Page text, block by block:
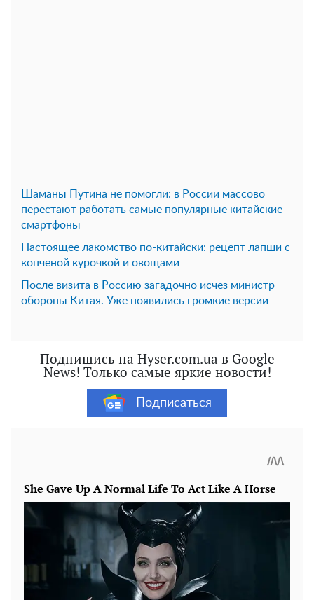
Шаманы Путина не помогли: в России массово
перестают работать самые популярные китайские
смартфоны
Настоящее лакомство по-китайски: рецепт лапши с
копченой курочкой и овощами
После визита в Россию загадочно исчез министр
обороны Китая. Уже появились громкие версии
Подпишись на Hyser.com.ua в Google
News! Только самые яркие новости!
Подписаться